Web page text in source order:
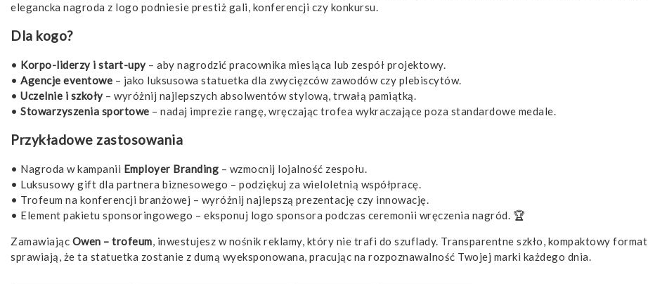
elegancka nagroda z logo podniesie prestiż gali, konferencji czy konkursu.
Dla kogo?
• Korpo-liderzy i start-upy– aby nagrodzić pracownika miesiąca lub zespół projektowy.
• Agencje eventowe – jako luksusowa statuetka dla zwycięzców zawodów czy plebiscytów.
• Uczelnie i szkoły– wyróżnij najlepszych absolwentów stylową, trwałą pamiątką.
• Stowarzyszenia sportowe – nadaj imprezie rangę, wręczając trofea wykraczające poza standardowe medale.
Przykładowe zastosowania
• Nagroda w kampanii Employer Branding – wzmocnij lojalność zespołu.
• Luksusowy gift dla partnera biznesowego – podziękuj za wieloletnią współpracę.
• Trofeum na konferencji branżowej – wyróżnij najlepszą prezentację czy innowację.
• Element pakietu sponsoringowego – eksponuj logo sponsora podczas ceremonii wręczenia nagród. 🏆
Zamawiając Owen – trofeum, inwestujesz w nośnik reklamy, który nie trafi do szuflady. Transparentne szkło, kompaktowy format
sprawiają, że ta statuetka zostanie z dumą wyeksponowana, pracując na rozpoznawalność Twojej marki każdego dnia.